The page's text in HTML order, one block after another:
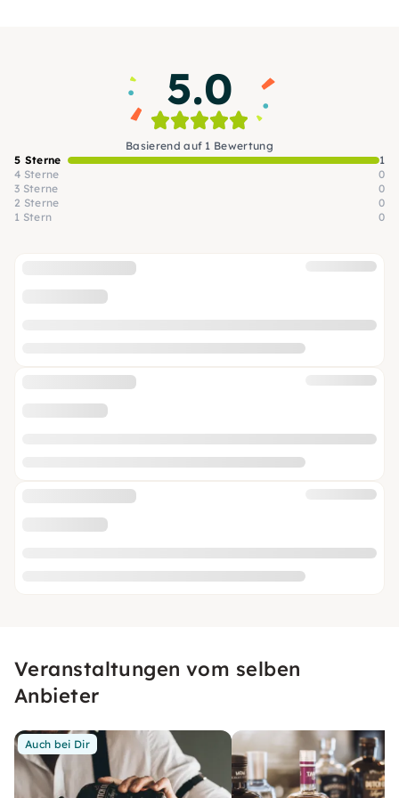
5.0
Basierend auf 1 Bewertung
5 Sterne
1
4 Sterne
0
3 Sterne
0
2 Sterne
0
1 Stern
0
Veranstaltungen vom selben
Anbieter
Auch bei Dir